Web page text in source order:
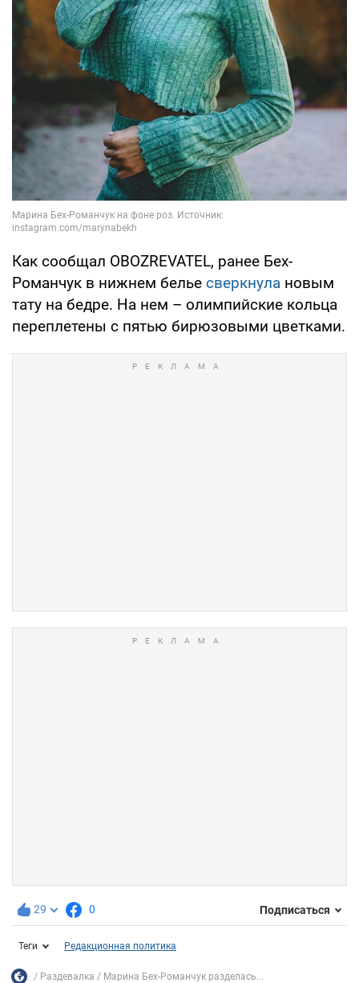
Как сообщал OBOZREVATEL, ранее Бех-
Романчук в нижнем белье сверкнула новым
тату на бедре. На нем – олимпийские кольца
переплетены с пятью бирюзовыми цветками.
29 0 Подписаться
Теги Редакционная политика
Раздевалка Марина Бех-Романчук разделась...